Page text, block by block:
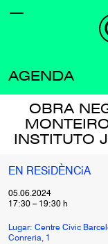
AGENDA
OBRA
INSTITUTO
EN RESiDÈNCiA
05.06.2024
17:30 – 19:30 h
Lugar: Centre Cívic
Conreria, 1